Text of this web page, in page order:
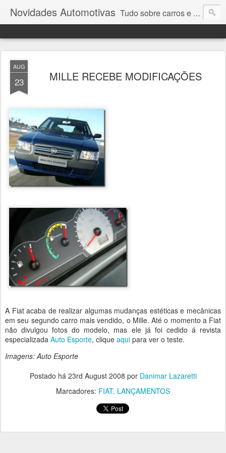
Novidades Automotivas Tudo sobre carros e motores
AUG
23 MILLE RECEBE MODIFICAÇÕES
A Fiat acaba de realizar algumas mudanças estéticas e mecânicas
em seu segundo carro mais vendido, o Mille. Até o momento a Fiat
não divulgou fotos do modelo, mas ele já foi cedido á revista
especializada Auto Esporte, clique aqui para ver o teste.
Imagens: Auto Esporte
Postado há 23rd August 2008 por Danimar Lazaretti
Marcadores: FIAT LANÇAMENTOS